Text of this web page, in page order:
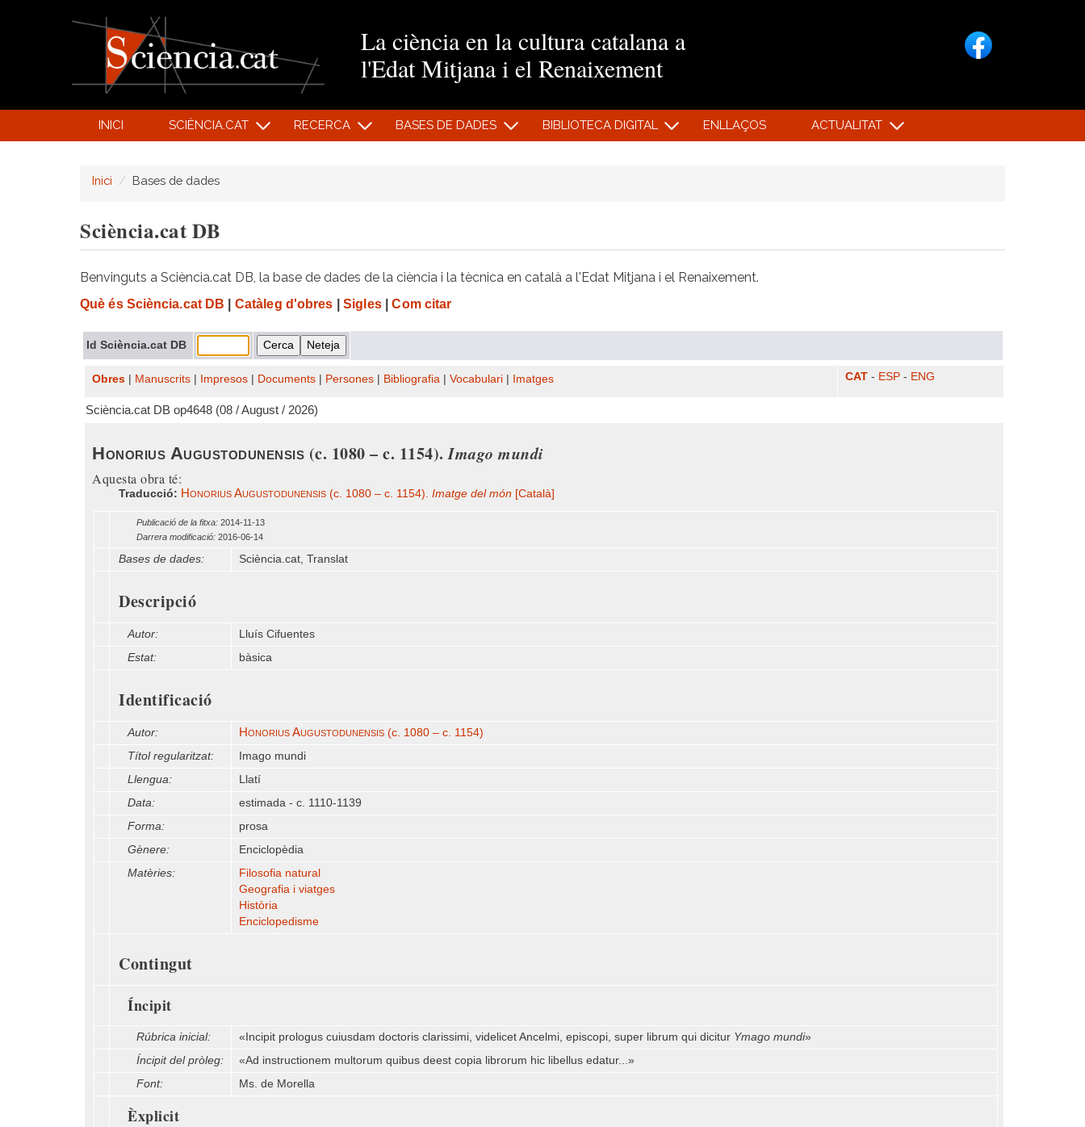
La ciència en la cultura catalana a
l'Edat Mitjana i el Renaixement
INICI SCIÈNCIA.CAT RECERCA BASES DE DADES BIBLIOTECA DIGITAL ENLLAÇOS ACTUALITAT
Inici Bases de dades
Sciència.cat DB
Benvinguts a Sciència.cat DB, la base de dades de la ciència i la tècnica en català a l'Edat Mitjana i el Renaixement.
Què és Sciència.cat DB Catàleg d'obres Sigles| Com citar
Id Sciència.cat DB
Obres Manuscrits Impresos Documents Persones Bibliografia Vocabulari Imatges CAT - ESP - ENG
Sciència.cat DB op4648 (08 / August / 2026)
Honorius Augustodunensis (c. 1080 – c. 1154).Imago mundi
Aquesta obra té:
Traducció: Honorius Augustodunensis (c. 1080 – c. 1154). Imatge del món [Català]
Publicació de la fitxa: 2014-11-13
Darrera modificació: 2016-06-14
Bases de dades: Sciència.cat, Translat
Descripció
Autor:
Lluís Cifuentes
Estat:
bàsica
Identificació
Autor: Honorius Augustodunensis (c. 1080 – c. 1154)
Títol regularitzat:
Imago mundi
Llengua:
Llatí
Data:
estimada - c. 1110-1139
Forma:
prosa
Gènere:
Enciclopèdia
Matèries:
Filosofia natural
Geografia i viatges
Història
Enciclopedisme
Contingut
Íncipit
Rúbrica inicial: «Incipit prologus cuiusdam doctoris clarissimi, videlicet Ancelmi, episcopi, super librum qui dicitur Ymago mundi»
Íncipit del pròleg:
«Ad instructionem multorum quibus deest copia librorum hic libellus edatur...»
Font:
Ms. de Morella
Èxplicit